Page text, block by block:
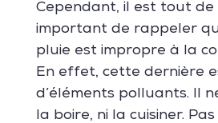
Cependant, il est tout de
important de rappeler
pluie est impropre à la
En effet, cette dernière
d’éléments polluants. Il
la boire, ni la cuisiner.